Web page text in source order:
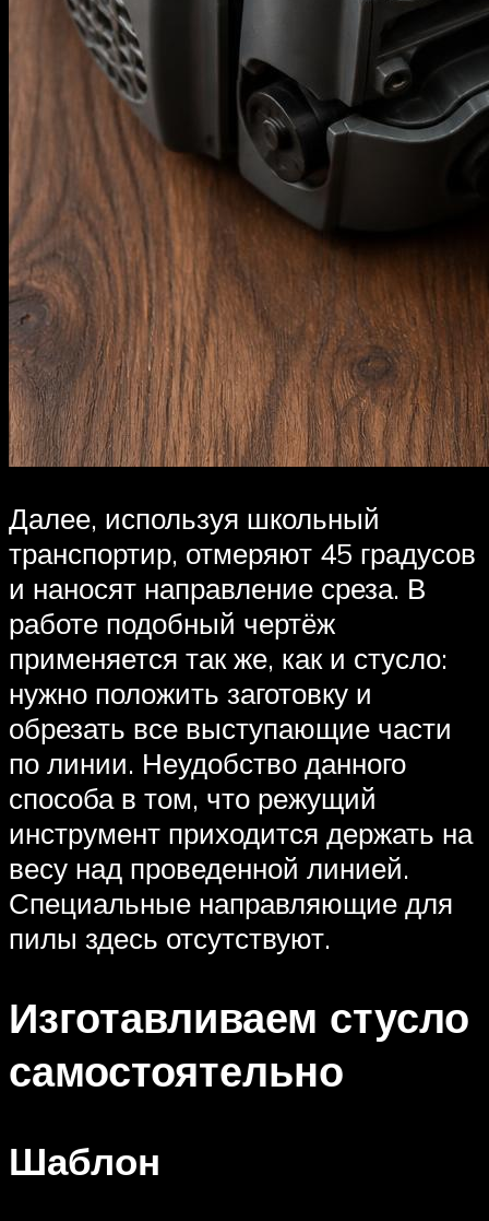
Далее, используя школьный
транспортир, отмеряют 45 градусов
и наносят направление среза. В
работе подобный чертёж
применяется так же, как и стусло:
нужно положить заготовку и
обрезать все выступающие части
по линии. Неудобство данного
способа в том, что режущий
инструмент приходится держать на
весу над проведенной линией.
Специальные направляющие для
пилы здесь отсутствуют.
Изготавливаем стусло
самостоятельно
Шаблон